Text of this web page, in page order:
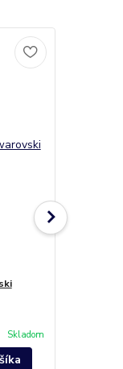
Skladom